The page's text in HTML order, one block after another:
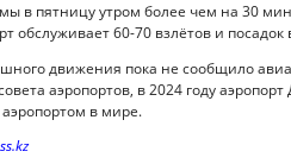
в пятницу утром более чем на 30
обслуживает 60-70 взлётов и посадок
движения пока не сообщило
аэропортов, в 2024 году
в мире.